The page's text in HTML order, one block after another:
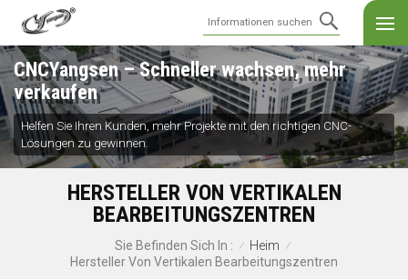
CNCYangsen – Schneller wachsen, mehr
verkaufen
Helfen Sie Ihren Kunden, mehr Projekte mit den richtigen CNC-
Lösungen zu gewinnen.
HERSTELLER VON VERTIKALEN
BEARBEITUNGSZENTREN
Sie Befinden Sich In : / Heim /
Hersteller Von Vertikalen Bearbeitungszentren